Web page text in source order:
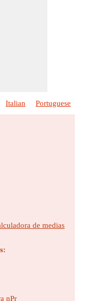
Italian Portuguese
de medias
nPr